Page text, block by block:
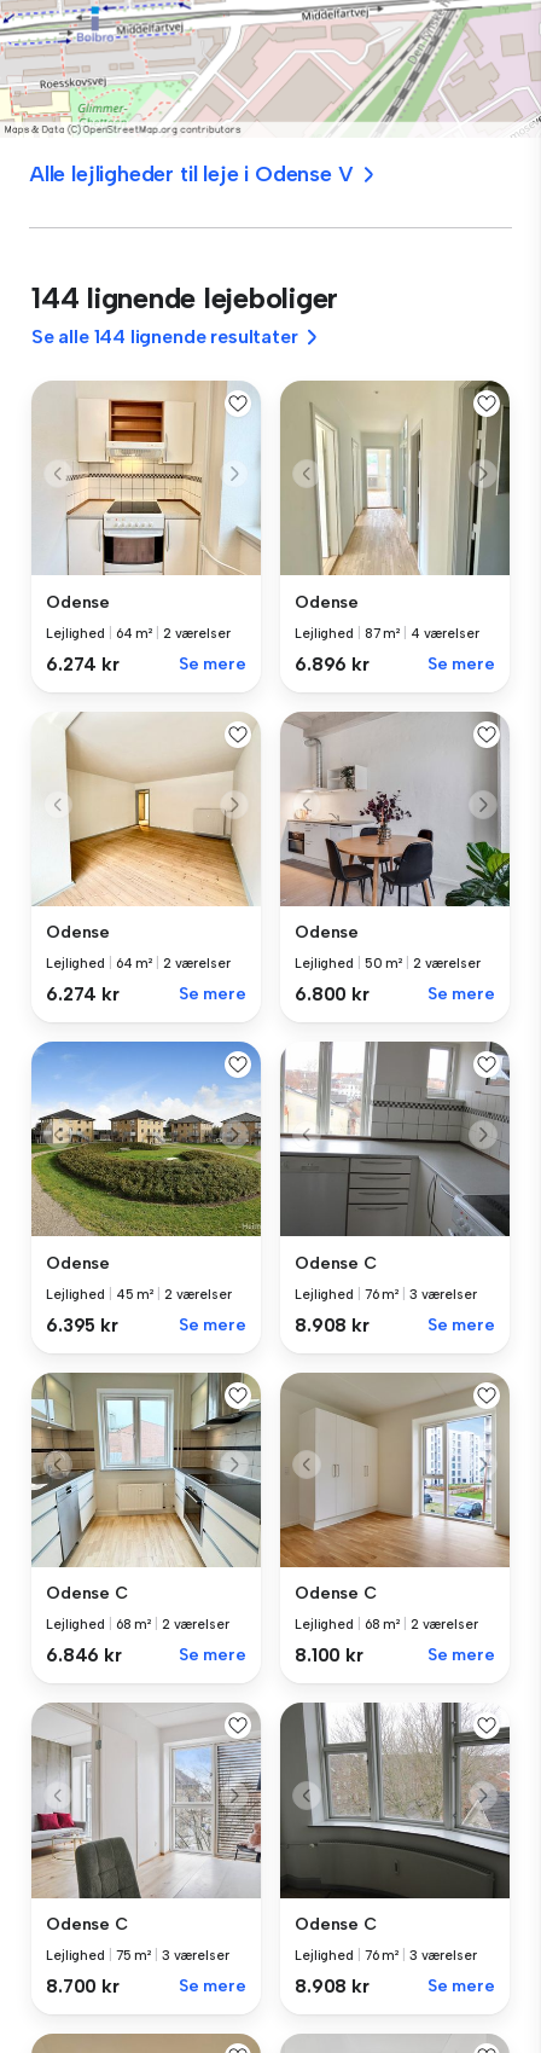
Alle lejligheder til leje i Odense V
144 lignende lejeboliger
Se alle 144 lignende resultater
Odense
Lejlighed 64 m² 2 værelser
6.274 kr Se mere
Odense
Lejlighed 87 m² 4 værelser
6.896 kr Se mere
Odense
Lejlighed 64 m² 2 værelser
6.274 kr Se mere
Odense
Lejlighed 50 m² 2 værelser
6.800 kr Se mere
Odense
Lejlighed 45 m² 2 værelser
6.395 kr Se mere
Odense C
Lejlighed 76 m² 3 værelser
8.908 kr Se mere
Odense C
Lejlighed 68 m² 2 værelser
6.846 kr Se mere
Odense C
Lejlighed 68 m² 2 værelser
8.100 kr Se mere
Odense C
Lejlighed 75 m² 3 værelser
8.700 kr Se mere
Odense C
Lejlighed 76 m² 3 værelser
8.908 kr Se mere